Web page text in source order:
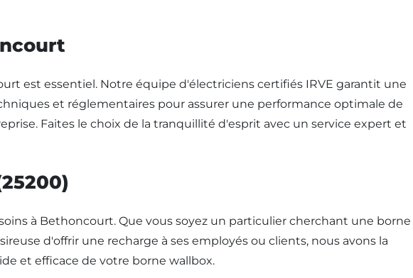
est essentiel. Notre équipe d'électriciens certifiés IRVE garantit une
et réglementaires pour assurer une performance optimale de
Faites le choix de la tranquillité d'esprit avec un service expert et
à Bethoncourt. Que vous soyez un particulier cherchant une borne
d'offrir une recharge à ses employés ou clients, nous avons la
et efficace de votre borne wallbox.